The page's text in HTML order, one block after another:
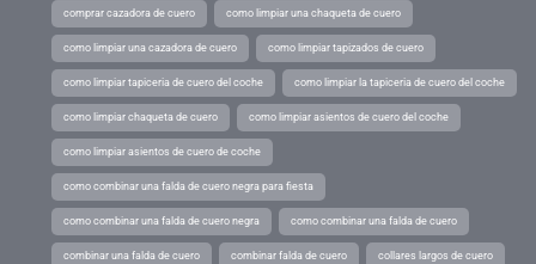
comprar cazadora de cuero como limpiar una chaqueta de cuero
como limpiar una cazadora de cuero como limpiar tapizados de cuero
como limpiar tapiceria de cuero del coche como limpiar la tapiceria de cuero del coche
como limpiar chaqueta de cuero como limpiar asientos de cuero del coche
como limpiar asientos de cuero de coche
como combinar una falda de cuero negra para fiesta
como combinar una falda de cuero negra como combinar una falda de cuero
combinar una falda de cuero combinar falda de cuero collares largos de cuero